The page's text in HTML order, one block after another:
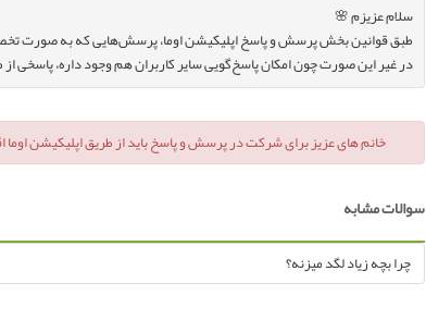
سلام عزیزم 🌸
طبق قوانین بخش پرسش و پاسخ اپلیکیشن اوما، پرسش‌هایی که به صورت
در غیر این صورت چون امکان پاسخ‌گویی سایر کاربران هم وجود داره، پاسخی
خانم های عزیز برای شرکت در پرسش و پاسخ باید از طریق اپلیکیشن اوما
سوالات مشابه
چرا بچه زیاد لگد میزنه؟